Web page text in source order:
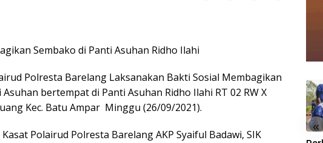
Sembako di Panti Asuhan Ridho Ilahi
Polresta Barelang Laksanakan Bakti Sosial Membagikan
bertempat di Panti Asuhan Ridho Ilahi RT 02 RW X
Kec. Batu Ampar Minggu (26/09/2021).
Polairud Polresta Barelang AKP Syaiful Badawi, SIK
«